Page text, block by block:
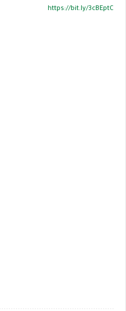
https://bit.ly/3cBEptC